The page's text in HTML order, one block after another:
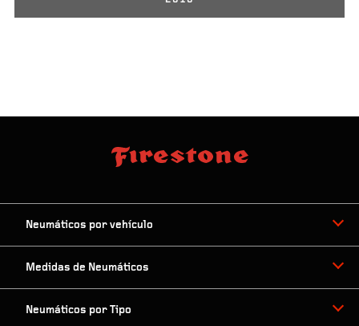
Neumáticos por vehículo
Medidas de Neumáticos
Neumáticos por Tipo